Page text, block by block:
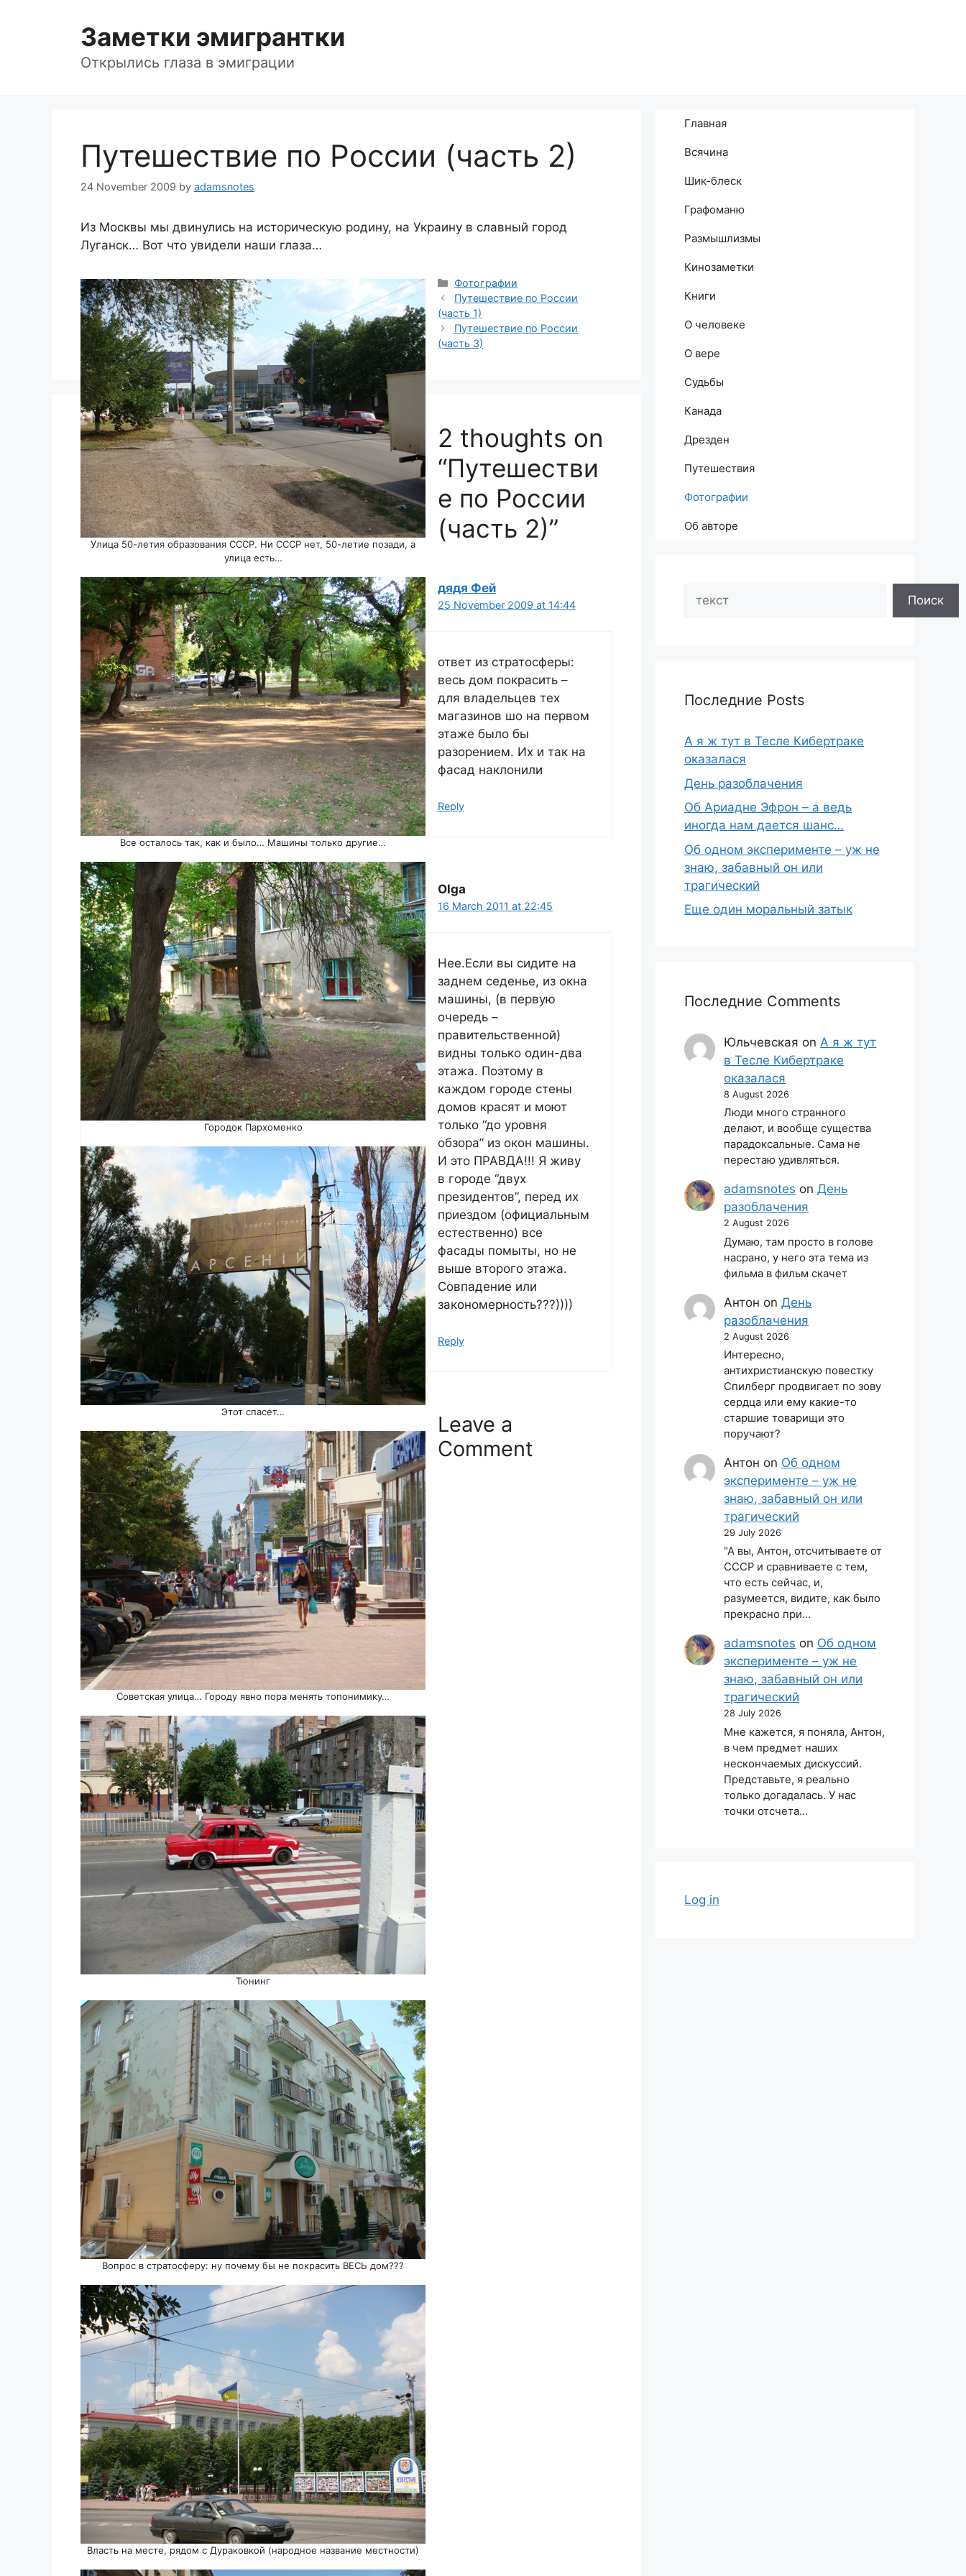
Заметки эмигрантки
Открылись глаза в эмиграции
Путешествие по России (часть 2)
24 November 2009 by adamsnotes
Из Москвы мы двинулись на историческую родину, на Украину в славный город
Луганск… Вот что увидели наши глаза…
Улица 50-летия образования СССР. Ни СССР нет, 50-летие позади, а
улица есть…
Все осталось так, как и было… Машины только другие…
Городок Пархоменко
Этот спасет…
Советская улица… Городу явно пора менять топонимику…
Тюнинг
Вопрос в стратосферу: ну почему бы не покрасить ВЕСЬ дом???
Власть на месте, рядом с Дураковкой (народное название местности)
Categories
Фотографии
Путешествие по России
(часть 1)
Путешествие по России
(часть 3)
2 thoughts on
“Путешестви
е по России
(часть 2)”
дядя Фей
25 November 2009 at 14:44
ответ из стратосферы:
весь дом покрасить –
для владельцев тех
магазинов шо на первом
этаже было бы
разорением. Их и так на
фасад наклонили
Reply
Olga
16 March 2011 at 22:45
Нее.Если вы сидите на
заднем седенье, из окна
машины, (в первую
очередь –
правительственной)
видны только один-два
этажа. Поэтому в
каждом городе стены
домов красят и моют
только “до уровня
обзора” из окон машины.
И это ПРАВДА!!! Я живу
в городе “двух
президентов”, перед их
приездом (официальным
естественно) все
фасады помыты, но не
выше второго этажа.
Совпадение или
закономерность???))))
Reply
Leave a
Comment
Главная
Всячина
Шик-блеск
Графоманю
Размышлизмы
Кинозаметки
Книги
О человеке
О вере
Судьбы
Канада
Дрезден
Путешествия
Фотографии
Об авторе
Поиск
Последние Posts
А я ж тут в Тесле Кибертраке
оказалася
День разоблачения
Об Ариадне Эфрон – а ведь
иногда нам дается шанс…
Об одном эксперименте – уж не
знаю, забавный он или
трагический
Еще один моральный затык
Последние Comments
Юльчевская onА я ж тут
в Тесле Кибертраке
оказалася
8 August 2026
Люди много странного
делают, и вообще существа
парадоксальные. Сама не
перестаю удивляться.
adamsnotes onДень
разоблачения
2 August 2026
Думаю, там просто в голове
насрано, у него эта тема из
фильма в фильм скачет
Антон onДень
разоблачения
2 August 2026
Интересно,
антихристианскую повестку
Спилберг продвигает по зову
сердца или ему какие-то
старшие товарищи это
поручают?
Антон on Об одном
эксперименте – уж не
знаю, забавный он или
трагический
29 July 2026
"А вы, Антон, отсчитываете от
СССР и сравниваете с тем,
что есть сейчас, и,
разумеется, видите, как было
прекрасно при…
adamsnotes on Об одном
эксперименте – уж не
знаю, забавный он или
трагический
28 July 2026
Мне кажется, я поняла, Антон,
в чем предмет наших
нескончаемых дискуссий.
Представьте, я реально
только догадалась. У нас
точки отсчета…
Log in